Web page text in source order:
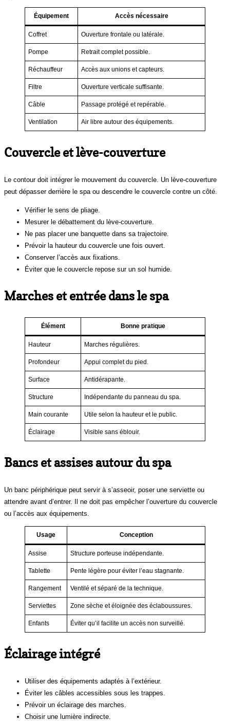
Équipement Accès nécessaire
Coffret Ouverture frontale ou latérale.
Pompe Retrait complet possible.
Réchauffeur Accès aux unions et capteurs.
Filtre Ouverture verticale suffisante.
Câble Passage protégé et repérable.
Ventilation Air libre autour des équipements.
Couvercle et lève-couverture
Le contour doit intégrer le mouvement du couvercle. Un lève-couverture
peut dépasser derrière le spa ou descendre le couvercle contre un côté.
Vérifier le sens de pliage.
Mesurer le débattement du lève-couverture.
Ne pas placer une banquette dans sa trajectoire.
Prévoir la hauteur du couvercle une fois ouvert.
Conserver l’accès aux fixations.
Éviter que le couvercle repose sur un sol humide.
Marches et entrée dans le spa
Élément Bonne pratique
Hauteur Marches régulières.
Profondeur Appui complet du pied.
Surface Antidérapante.
Structure Indépendante du panneau du spa.
Main courante Utile selon la hauteur et le public.
Éclairage Visible sans éblouir.
Bancs et assises autour du spa
Un banc périphérique peut servir à s’asseoir, poser une serviette ou
attendre avant d’entrer. Il ne doit pas empêcher l’ouverture du couvercle
ou l’accès aux équipements.
Usage Conception
Assise Structure porteuse indépendante.
Tablette Pente légère pour éviter l’eau stagnante.
Rangement Ventilé et séparé de la technique.
Serviettes Zone sèche et éloignée des éclaboussures.
Enfants Éviter qu’il facilite un accès non surveillé.
Éclairage intégré
Utiliser des équipements adaptés à l’extérieur.
Éviter les câbles accessibles sous les trappes.
Prévoir un éclairage des marches.
Choisir une lumière indirecte.